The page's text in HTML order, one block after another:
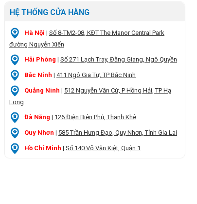
HỆ THỐNG CỬA HÀNG
Hà Nội | Số 8-TM2-08, KĐT The Manor Central Park
đường Nguyễn Xiển
Hải Phòng | Số 271 Lạch Tray, Đằng Giang, Ngô Quyền
Bắc Ninh | 411 Ngô Gia Tự, TP Bắc Ninh
Quảng Ninh | 512 Nguyễn Văn Cừ, P Hồng Hải, TP Hạ
Long
Đà Nẵng | 126 Điện Biên Phủ, Thanh Khê
Quy Nhơn | 585 Trần Hưng Đạo, Quy Nhơn, Tỉnh Gia Lai
Hồ Chí Minh | Số 140 Võ Văn Kiệt, Quận 1